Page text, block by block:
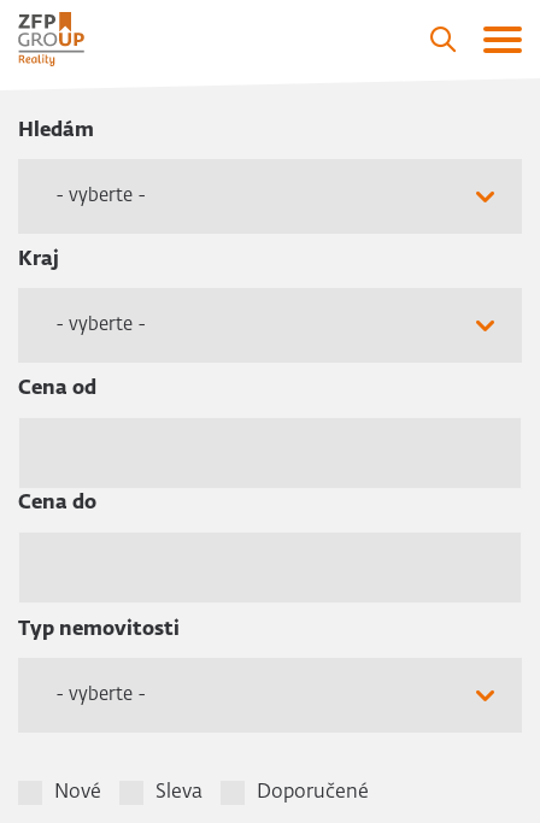
Hledám
- vyberte -
Kraj
- vyberte -
Cena od
Cena do
Typ nemovitosti
- vyberte -
Nové Sleva Doporučené